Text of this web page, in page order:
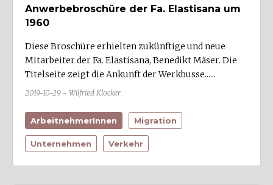
Anwerbebroschüre der Fa. Elastisana um
1960
Diese Broschüre erhielten zukünftige und neue
Mitarbeiter der Fa. Elastisana, Benedikt Mäser. Die
Titelseite zeigt die Ankunft der Werkbusse......
2019-10-29 - Wilfried Klocker
ArbeitnehmerInnen Migration
Unternehmen Verkehr